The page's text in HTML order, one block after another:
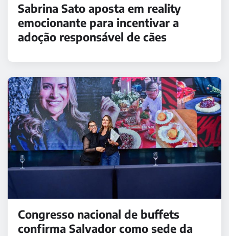
Sabrina Sato aposta em reality
emocionante para incentivar a
adoção responsável de cães
Congresso nacional de buffets
confirma Salvador como sede da